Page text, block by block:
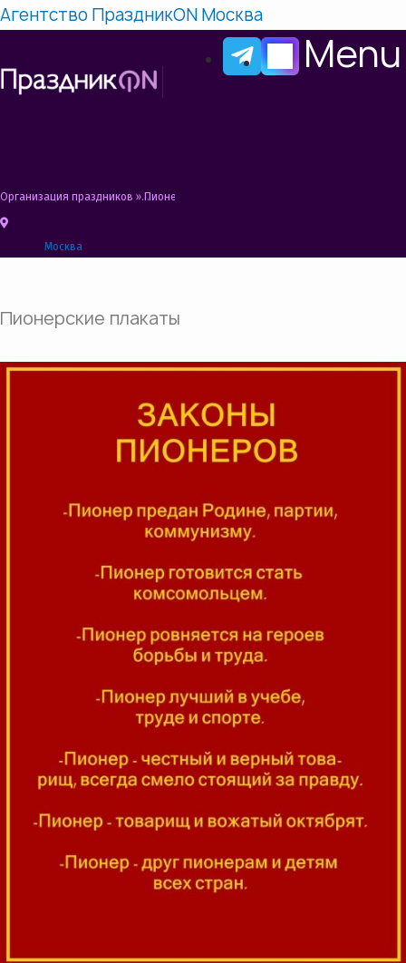
Агентство ПраздникON Москва
Menu
Организация праздников » Пионерская вечеринка Сценарий, Конкурсы, Идеи
Москва
Пионерские плакаты